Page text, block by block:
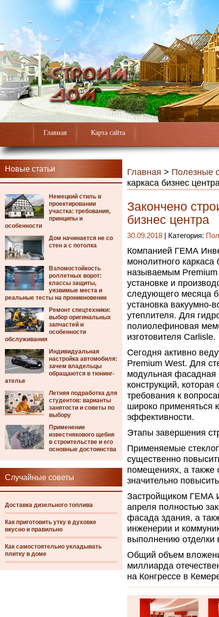
Главная Карта сайта
Новые статьи
Немецкий стиль в
проектировании
участка: требования,
принципы и
особенности
Дом начинается не со
стен а с потолка
Взломостойкость
роллетных ворот:
классы защиты,
уязвимые места и
реальные тесты на проникновение
Ремонт спецтехники:
выбор оригинальных
запчастей и
особенности
обслуживания
Индивидуальная
настройка автомобиля:
зачем владельцы
обращаются в тюнинг-
ателье
Летняя подработка для
студентов: варианты
занятости и советы по
выбору
Применение
известнякового щебня
в строительстве и его
основные достоинства
Случайные советы
Доставка дизельного топлива
Как приготовить утку в духовке
вкусно и правильно
Как самостоятельно укладывать
плитку в доме
Главная > Полезные
каркаса бизнес
Закончено
бизнес центра
30.09.2018 | Категория:
Компанией ГЕМА
монолитного каркаса
называемым Premium
установке и
следующего месяца
установка вакуумно-
утеплителя. Для
полиолефиновая
изготовителя Carlisle.
Сегодня активно
Premium West. Для
модульная фасадная
конструкций,
требования к
широко применяться
эффективности.
Этапы завершения
Применяемые
существенно
помещениях, а также
значительно
Застройщиком ГЕМА
апреля полностью
фасада здания, а
инженерии и
выполнению отделки
Общий объем
миллиарда
на Конгрессе в